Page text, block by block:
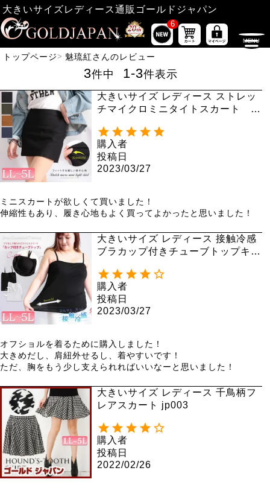
大きいサイズレディース通販ゴールドジャパン
6
トップページ 魅琉紅さんのレビュー
3件中 1-3件表示
大きいサイズ レディース ストレッ
チマイクロミニタイトスカート jp
購入者
投稿日
2023/03/27
ミニスカートが欲しくて買いました！
伸縮性もあり、履き心地もよく買ってよかったと思いました！
大きいサイズ レディース 接触冷感
ブラカップ付きチューブトップキャ
可】
購入者
投稿日
2023/03/27
オフショルを着るために購入しました！
大きめだし、肩紐外せるし、着やすいです！
ただ、胸をもう少し支えられればいいなーと思いました！
大きいサイズ レディース 千鳥柄フ
レアスカート jp003
購入者
投稿日
2022/02/26